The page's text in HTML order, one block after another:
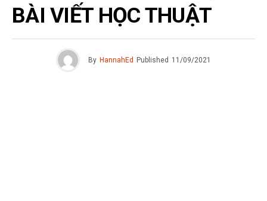
BÀI VIẾT HỌC THUẬT
By HannahEd Published 11/09/2021